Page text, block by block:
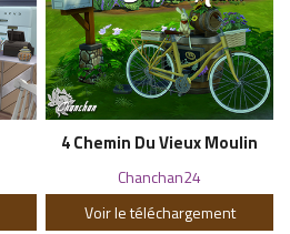
4 Chemin Du Vieux Moulin
Chanchan24
Voir le téléchargement